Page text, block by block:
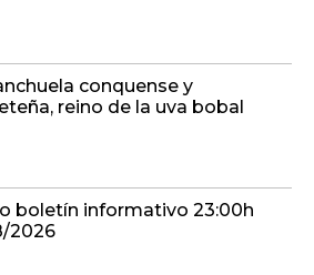
conquense y
reino de la uva bobal
boletín informativo 23:00h
2026